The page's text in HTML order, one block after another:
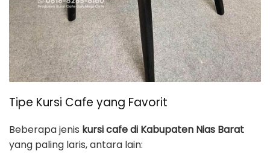
Tipe Kursi Cafe yang Favorit
Beberapa jenis kursi cafe di Kabupaten Nias Barat
yang paling laris, antara lain: